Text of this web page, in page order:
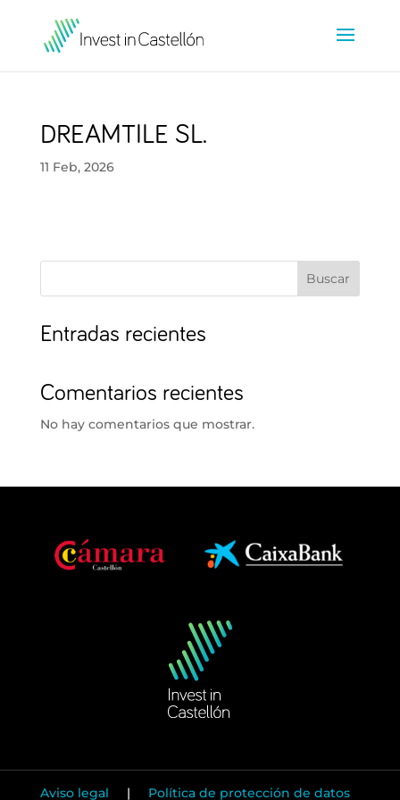
DREAMTILE SL.
11 Feb, 2026
Buscar
Entradas recientes
Comentarios recientes
No hay comentarios que mostrar.
Aviso legal | Política de protección de datos